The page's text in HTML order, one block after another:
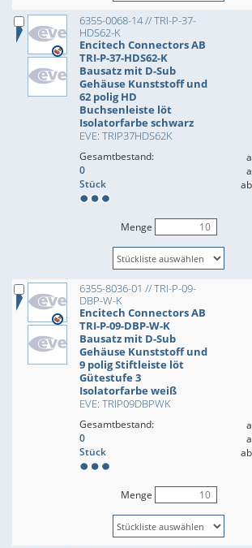
6355-0068-14 // TRI-P-37-
HDS62-K
Encitech Connectors AB
TRI-P-37-HDS62-K
Bausatz mit D-Sub
Gehäuse Kunststoff und
62 polig HD
Buchsenleiste löt
Isolatorfarbe schwarz
EVE: TRIP37HDS62K
Gesamtbestand:
0
Stück
ab
Menge
6355-8036-01 // TRI-P-09-
DBP-W-K
Encitech Connectors AB
TRI-P-09-DBP-W-K
Bausatz mit D-Sub
Gehäuse Kunststoff und
9 polig Stiftleiste löt
Gütestufe 3
Isolatorfarbe weiß
EVE: TRIP09DBPWK
Gesamtbestand:
0
Stück
ab
Menge